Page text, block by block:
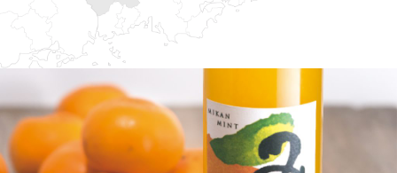
ふるさと図鑑
ふるさと散歩
人・もの・こと
JR PREMIUM SELECT SETOUCHI
JR西日本グループのおみやげ開発
みんなのドーナツ
岡山育ちのアイスバー
ふるさとあっ晴れ認定
TRAIN
観光列車